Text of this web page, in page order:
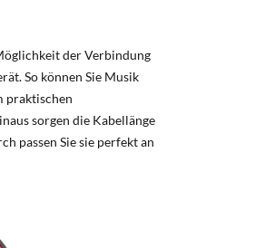
der Verbindung
So können Sie Musik
praktischen
sorgen die Kabellänge
passen Sie sie perfekt an